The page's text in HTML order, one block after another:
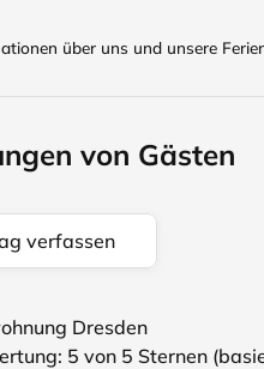
über uns und unsere
von Gästen
verfassen
Dresden
5 von 5 Sternen